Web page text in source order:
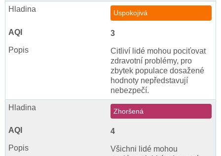
Uspokojivá
3
Citliví lidé mohou pociťovat
zdravotní problémy, pro
zbytek populace dosažené
hodnoty nepředstavují
nebezpečí.
Zhoršená
4
Všichni lidé mohou